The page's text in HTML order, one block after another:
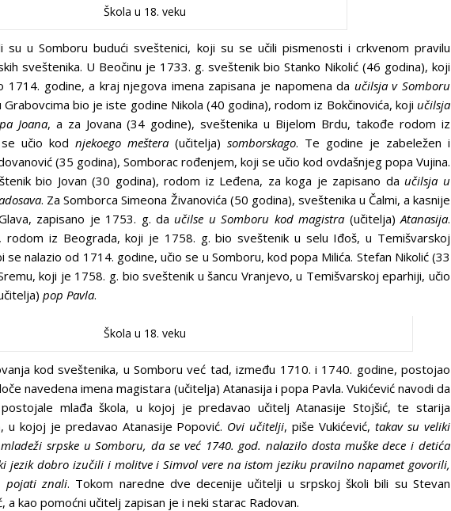
Škola u 18. veku
su u Somboru budući sveštenici, koji su se učili pismenosti i crkvenom pravilu
sveštenika. U Beočinu je 1733. g. sveštenik bio Stanko Nikolić (46 godina), koji
1714. godine, a kraj njegova imena zapisana je napomena da učilsja v Somboru
Grabovcima bio je iste godine Nikola (40 godina), rodom iz Bokčinovića, kojiučilsja
Joana, a za Jovana (34 godine), sveštenika u Bijelom Brdu, takođe rodom iz
učio kod njekoego meštera (učitelja) somborskago. Te godine je zabeležen i
(35 godina), Somborac rođenjem, koji se učio kod ovdašnjeg popa Vujina.
bio Jovan (30 godina), rodom iz Leđena, za koga je zapisano daučilsja u
. Za Somborca Simeona Živanovića (50 godina), sveštenika u Čalmi, a kasnije
zapisano je 1753. g. daučilse u Somboru kod magistra (učitelja) Atanasija.
rodom iz Beograda, koji je 1758. g. bio sveštenik u selu Iđoš, u Temišvarskoj
se nalazio od 1714. godine, učio se u Somboru, kod popa Milića. Stefan Nikolić (33
koji je 1758. g. bio sveštenik u šancu Vranjevo, u Temišvarskoj eparhiji, učio
pop Pavla.
Škola u 18. veku
kod sveštenika, u Somboru već tad, između 1710. i 1740. godine, postojao
navedena imena magistara (učitelja) Atanasija i popa Pavla. Vukićević navodi da
mlađa škola, u kojoj je predavao učitelj Atanasije Stojšić, te starija
u kojoj je predavao Atanasije Popović. Ovi učitelji, piše Vukićević,takav su veliki
srpske u Somboru, da se već 1740. god. nalazilo dosta muške dece i detića
jezik dobro izučili i molitve i Simvol vere na istom jeziku pravilno napamet govorili,
pojati znali. Tokom naredne dve decenije učitelji u srpskoj školi bili su Stevan
a kao pomoćni učitelj zapisan je i neki starac Radovan.